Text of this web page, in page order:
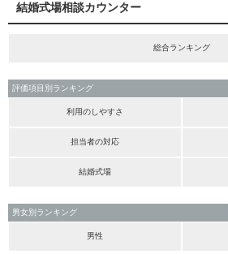
結婚式場相談カウンター
総合ランキング
評価項目別ランキング
利用のしやすさ
担当者の対応
結婚式場
男女別ランキング
男性